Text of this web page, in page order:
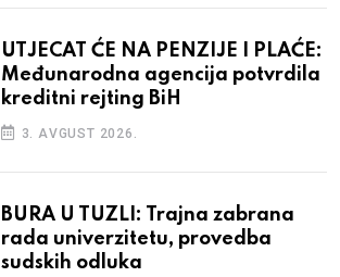
UTJECAT ĆE NA PENZIJE I PLAĆE:
Međunarodna agencija potvrdila
kreditni rejting BiH
3. AVGUST 2026.
BURA U TUZLI: Trajna zabrana
rada univerzitetu, provedba
sudskih odluka